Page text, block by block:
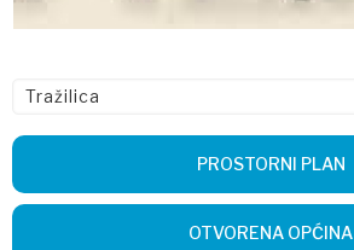
PROSTORNI PLAN
OTVORENA OPĆINA